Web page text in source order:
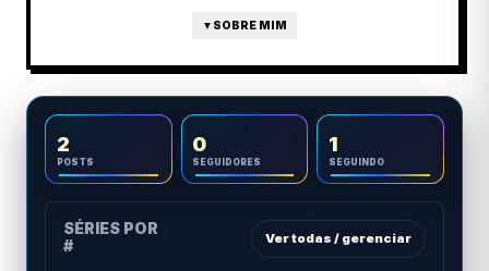
▼ SOBRE MIM
2
POSTS
0
SEGUIDORES
1
SEGUINDO
SÉRIES POR
#
Ver todas / gerenciar